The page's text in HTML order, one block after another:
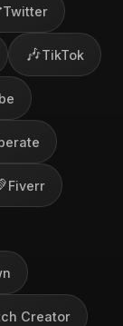
Twitter
🎶TikTok
Fiverr
Creator